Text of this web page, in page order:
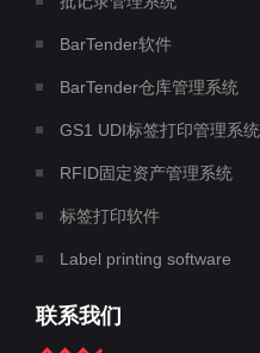
BarTender软件
BarTender仓库管理系统
GS1 UDI标签打印管理系统
RFID固定资产管理系统
标签打印软件
Label printing software
联系我们